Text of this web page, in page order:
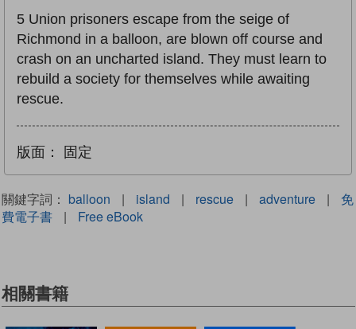
5 Union prisoners escape from the seige of
Richmond in a balloon, are blown off course and
crash on an uncharted island. They must learn to
rebuild a society for themselves while awaiting
rescue.
版面： 固定
關鍵字詞： balloon | island | rescue | adventure |
免
費電子書
| Free eBook
相關書籍